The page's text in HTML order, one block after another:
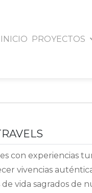
INICIO PROYECTOS
con experiencias
vivencias
de vida sagrados de